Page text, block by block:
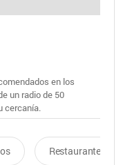
en los
un radio de 50
cercanía.
Restaurantes